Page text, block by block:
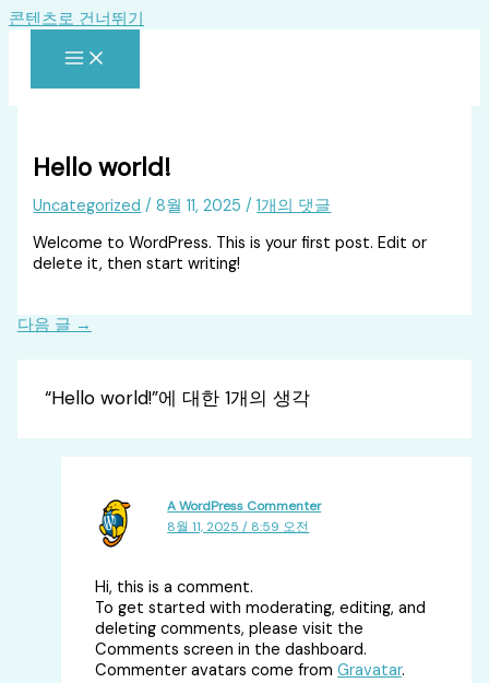
콘텐츠로 건너뛰기
Hello world!
Uncategorized /8월 11, 2025/1개의 댓글
Welcome to WordPress. This is your first post. Edit or
delete it, then start writing!
다음 글 →
“Hello world!”에 대한 1개의 생각
A WordPress Commenter
8월 11, 2025 / 8:59 오전
Hi, this is a comment.
To get started with moderating, editing, and
deleting comments, please visit the
Comments screen in the dashboard.
Commenter avatars come fromGravatar.